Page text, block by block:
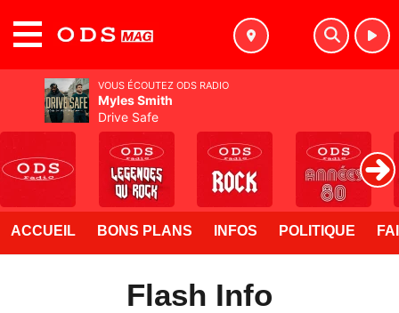
ACCUEIL BONS PLANS INFOS POLITIQUE
Flash Info
VOUS ÉCOUTEZ ODS RADIO
Myles Smith
Drive Safe